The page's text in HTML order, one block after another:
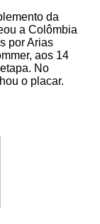
da
a Colômbia
por Arias
aos 14
No
o placar.